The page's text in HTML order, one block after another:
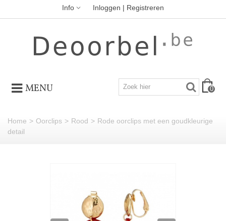
Info Inloggen | Registreren
MENU 0
Home > Oorclips > Rood > Rode oorclips met een goudkleurige
detail